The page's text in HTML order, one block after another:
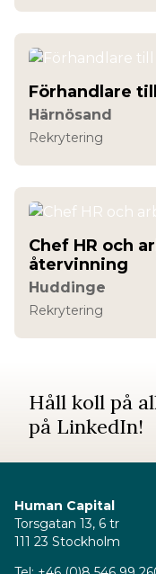
Förhandlare
Härnösand
Rekrytering
Chef HR och
återvinning
Huddinge
Rekrytering
Håll koll på
på LinkedIn!
Human Capital
Torsgatan 13, 6 tr
111 23 Stockholm